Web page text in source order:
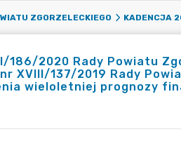
ZGORZELECKIEGO KADENCJA
186/2020 Rady Powiatu
XVIII/137/2019 Rady
wieloletniej prognozy